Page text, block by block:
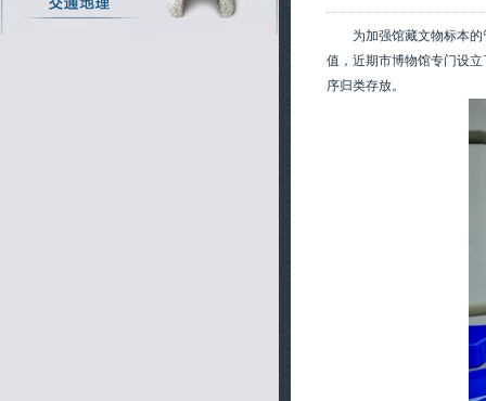
为加强馆藏文物标本
值，近期市博物馆专门设
序归类存放。